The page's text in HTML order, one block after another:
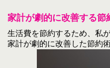
家計が劇的に改善する節
生活費を節約するため、私
家計が劇的に改善した節約